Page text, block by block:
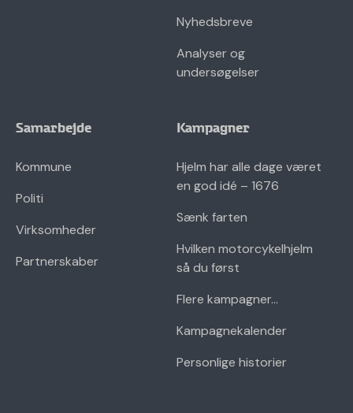
Nyhedsbreve
Analyser og
undersøgelser
Samarbejde
Kommune
Politi
Virksomheder
Partnerskaber
Kampagner
Hjelm har alle dage været
en god idé – 1676
Sænk farten
Hvilken motorcykelhjelm
så du først
Flere kampagner...
Kampagnekalender
Personlige historier